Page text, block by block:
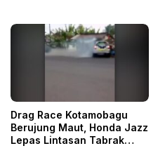
Drag Race Kotamobagu
Berujung Maut, Honda Jazz
Lepas Lintasan Tabrak